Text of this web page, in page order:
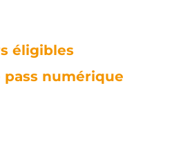
éligibles
pass numérique